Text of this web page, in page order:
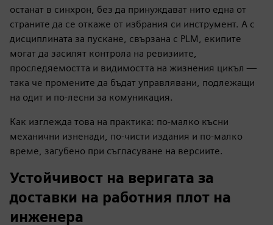
останат в синхрон, без да принуждават нито една от
страните да се откаже от избрания си инструмент. А с
дисциплината за пускане, свързана с PLM, екипите
могат да засилят контрола на ревизиите,
проследяемостта и видимостта на жизнения цикъл —
така че промените да бъдат управлявани, подлежащи
на одит и по-лесни за комуникация.
Как изглежда това на практика: по-малко късни
механични изненади, по-чисти издания и по-малко
време, загубено при съгласуване на версиите.
Устойчивост на веригата за
доставки на работния плот на
инженера